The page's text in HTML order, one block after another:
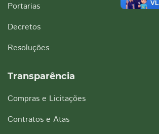
Portarias
Decretos
Resoluções
Transparência
Compras e Licitações
Contratos e Atas